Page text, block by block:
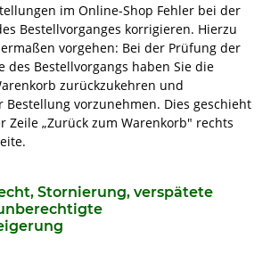
im Online-Shop Fehler bei der
Bestellvorganges korrigieren. Hierzu
vorgehen: Bei der Prüfung der
des Bestellvorgangs haben Sie die
zurückzukehren und
Bestellung vorzunehmen. Dies geschieht
Zeile „Zurück zum Warenkorb" rechts
Stornierung, verspätete